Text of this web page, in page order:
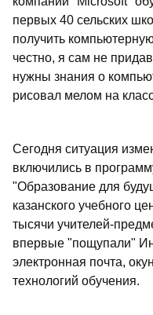
первых 40 сельских
получить
честно, я сам не
нужны знания о
рисовал мелом на
Сегодня ситуация
включились в
"Образование для
казанского учебного
тысячи учителей-
впервые "пощупали"
электронная почта,
технологий обучения.